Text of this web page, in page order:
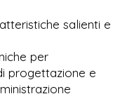
salienti e
per
progettazione e